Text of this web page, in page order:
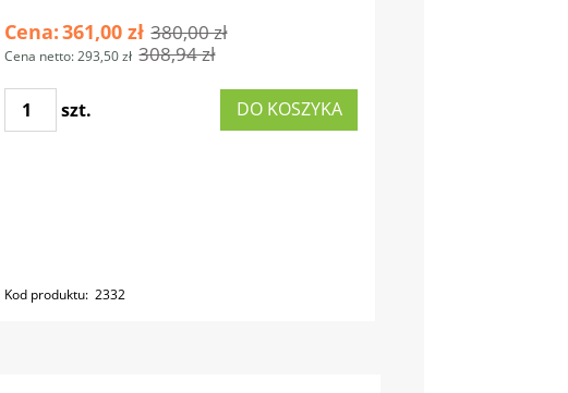
Cena:361,00 zł 380,00 zł
Cena netto:293,50 zł 308,94 zł
szt. DO KOSZYKA
Kod produktu: 2332